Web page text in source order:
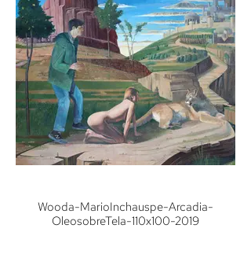
Wooda-MarioInchauspe-Arcadia-
OleosobreTela-110x100-2019